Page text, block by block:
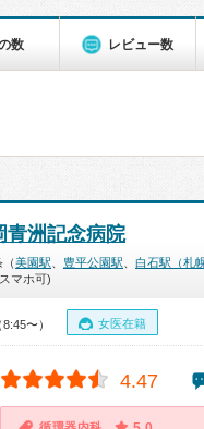
数 レビュー数
青洲記念病院
美園駅 豊平公園駅 白石駅（札
マホ可)
〜） 女医在籍
4.47